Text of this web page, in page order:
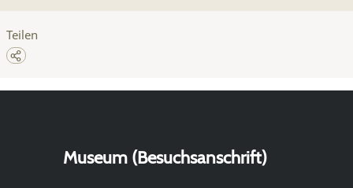
Teilen
Museum (Besuchsanschrift)